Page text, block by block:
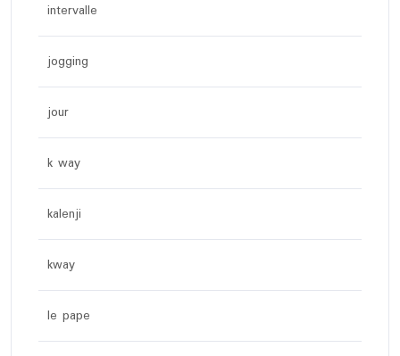
intervalle
jogging
jour
k way
kalenji
kway
le pape